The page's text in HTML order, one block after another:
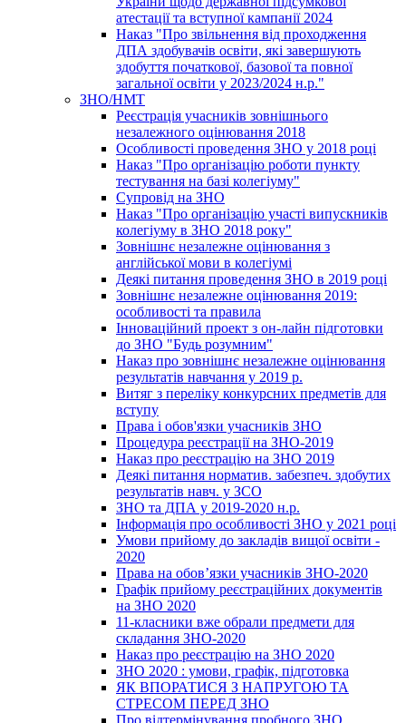
атестації та вступної кампанії 2024
Наказ "Про звільнення від проходження
ДПА здобувачів освіти, які завершують
здобуття початкової, базової та повної
загальної освіти у 2023/2024 н.р."
ЗНО/НМТ
Реєстрація учасників зовнішнього
незалежного оцінювання 2018
Особливості проведення ЗНО у 2018 році
Наказ "Про організацію роботи пункту
тестування на базі колегіуму"
Супровід на ЗНО
Наказ "Про організацію участі випускників
колегіуму в ЗНО 2018 року"
Зовнішнє незалежне оцінювання з
англійської мови в колегіумі
Деякі питання проведення ЗНО в 2019 році
Зовнішнє незалежне оцінювання 2019:
особливості та правила
Інноваційний проект з он-лайн підготовки
до ЗНО "Будь розумним"
Наказ про зовнішнє незалежне оцінювання
результатів навчання у 2019 р.
Витяг з переліку конкурсних предметів для
вступу
Права і обов'язки учасників ЗНО
Процедура реєстрації на ЗНО-2019
Наказ про реєстрацію на ЗНО 2019
Деякі питання норматив. забезпеч. здобутих
результатів навч. у ЗСО
ЗНО та ДПА у 2019-2020 н.р.
Інформація про особливості ЗНО у 2021 році
Умови прийому до закладів вищої освіти -
2020
Права на обов’язки учасників ЗНО-2020
Графік прийому реєстраційних документів
на ЗНО 2020
11-класники вже обрали предмети для
складання ЗНО-2020
Наказ про реєстрацію на ЗНО 2020
ЗНО 2020 : умови, графік, підготовка
ЯК ВПОРАТИСЯ З НАПРУГОЮ ТА
СТРЕСОМ ПЕРЕД ЗНО
Про відтермінування пробного ЗНО